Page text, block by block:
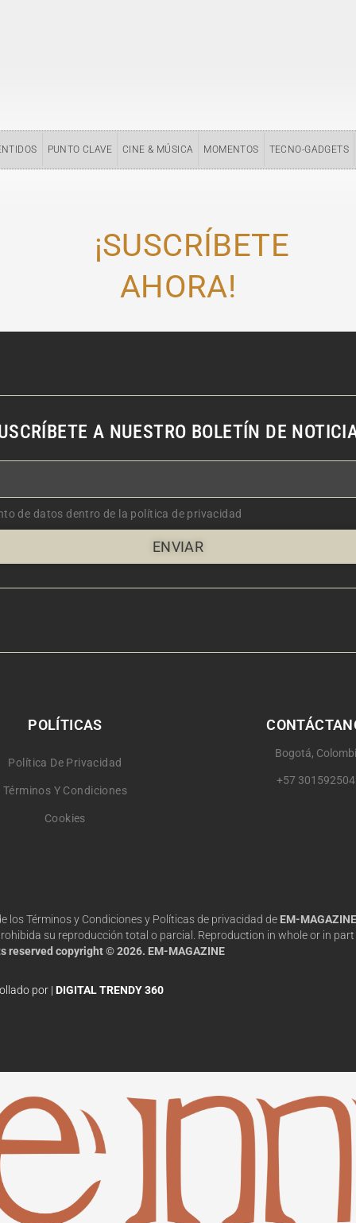
PUNTO CLAVE CINE & MÚSICA MOMENTOS TECNO-GADGETS
¡SUSCRÍBETE
AHORA!
A NUESTRO BOLETÍN DE
de datos dentro de la política de privacidad
ENVIAR
POLÍTICAS
Política De Privacidad
Términos Y Condiciones
Cookies
Bogotá,
+57
los Términos y Condiciones y Políticas de privacidad de EM-MAGAZINE
su reproducción total o parcial. Reproduction in whole or in part
reserved copyright © 2026. EM-MAGAZINE
por | DIGITAL TRENDY 360